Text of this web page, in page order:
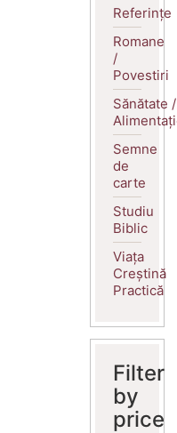
Referințe
Romane
/
Povestiri
Sănătate /
Semne
de
carte
Studiu
Biblic
Viața
Creștină
Practică
Filter
by
price